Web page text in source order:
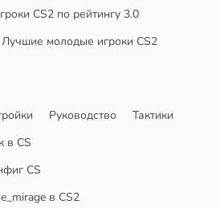
CS2 по рейтингу 3.0
Лучшие молодые игроки CS2
Руководство
Тактики
в CS
CS
в CS2